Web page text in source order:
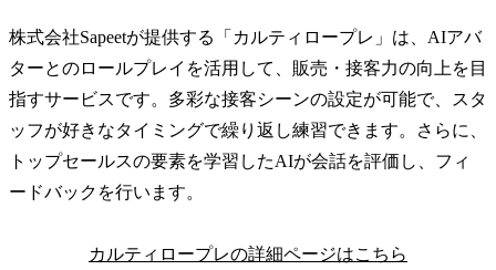
株式会社Sapeetが提供する「カルティロープレ」は、AIアバ
ターとのロールプレイを活用して、販売・接客力の向上を目
指すサービスです。​多彩な接客シーンの設定が可能で、スタ
ッフが好きなタイミングで繰り返し練習できます。​さらに、
トップセールスの要素を学習したAIが会話を評価し、フィ
ードバックを行います。
カルティロープレの詳細ページはこちら